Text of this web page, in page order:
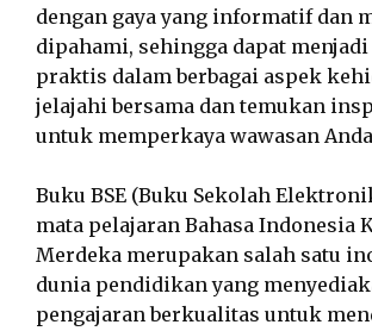
dengan gaya yang informatif dan
dipahami, sehingga dapat
praktis dalam berbagai aspek
jelajahi bersama dan temukan
untuk memperkaya wawasan
Buku BSE (Buku Sekolah
mata pelajaran Bahasa Indonesia
Merdeka merupakan salah satu
dunia pendidikan yang
pengajaran berkualitas untuk